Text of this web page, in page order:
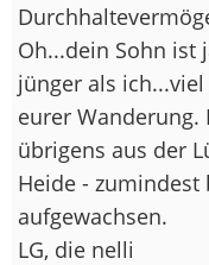
Oh...dein Sohn ist
jünger als ich...viel
eurer Wanderung.
übrigens aus der
Heide - zumindest
aufgewachsen.
LG, die nelli